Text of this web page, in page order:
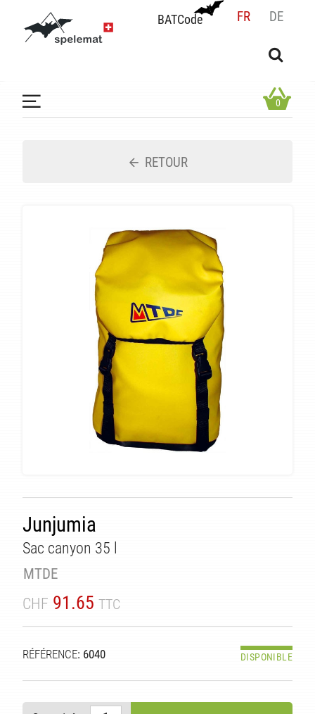
BATCode FR DE
BATCode
OK
0
RETOUR
Junjumia
Sac canyon 35 l
MTDE
CHF 91.65 TTC
RÉFÉRENCE: 6040 DISPONIBLE